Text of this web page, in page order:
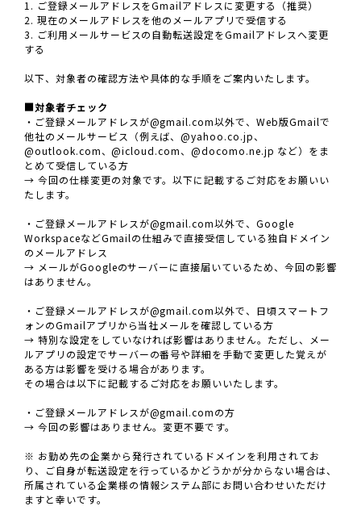
1. ご登録メールアドレスをGmailアドレスに変更する（推奨）
2. 現在のメールアドレスを他のメールアプリで受信する
3. ご利用メールサービスの自動転送設定をGmailアドレスへ変更
する
以下、対象者の確認方法や具体的な手順をご案内いたします。
■対象者チェック
・ご登録メールアドレスが@gmail.com以外で、Web版Gmailで
他社のメールサービス（例えば、@yahoo.co.jp、
@outlook.com、@icloud.com、@docomo.ne.jp など）をま
とめて受信している方
→ 今回の仕様変更の対象です。以下に記載するご対応をお願いい
たします。
・ご登録メールアドレスが@gmail.com以外で、Google
WorkspaceなどGmailの仕組みで直接受信している独自ドメイン
のメールアドレス
→ メールがGoogleのサーバーに直接届いているため、今回の影響
はありません。
・ご登録メールアドレスが@gmail.com以外で、日頃スマートフ
ォンのGmailアプリから当社メールを確認している方
→ 特別な設定をしていなければ影響はありません。ただし、メー
ルアプリの設定でサーバーの番号や詳細を手動で変更した覚えが
ある方は影響を受ける場合があります。
その場合は以下に記載するご対応をお願いいたします。
・ご登録メールアドレスが@gmail.comの方
→ 今回の影響はありません。変更不要です。
※ お勤め先の企業から発行されているドメインを利用されてお
り、ご自身が転送設定を行っているかどうかが分からない場合は、
所属されている企業様の情報システム部にお問い合わせいただけ
ますと幸いです。